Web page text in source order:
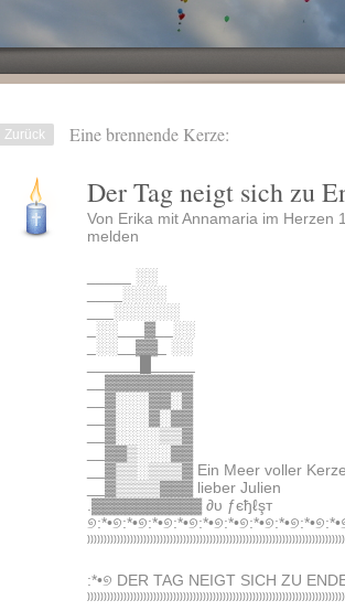
Zurück Eine brennende Kerze:
Der Tag neigt sich zu
Von Erika mit Annamaria im Herzen
melden
_____ ░░
____░░░░
___░░░░░░
_░░___▓__░░
_░░__▓▓_ ░░
__▓▓▓▓▓▓▓▓
__▓░░░▓▓░▓
__▓░░░▓░▓▓
__▓░░░░▒▒▓
__▓▓▒░░░▓▓
__▓▒▒░▒▒▒▓ Ein Meer voller
__▓▒▒▒▒▓▓▓ lieber Julien
.▓▓▓▓▓▓▓▓▓▓ ∂υ ƒєђℓşт
:*•୭ DER TAG NEIGT SICH ZU